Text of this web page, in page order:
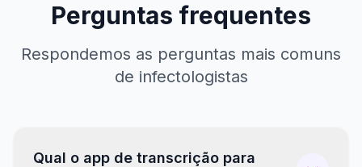
Perguntas frequentes
Respondemos as perguntas mais comuns
de infectologistas
Qual o app de transcrição para